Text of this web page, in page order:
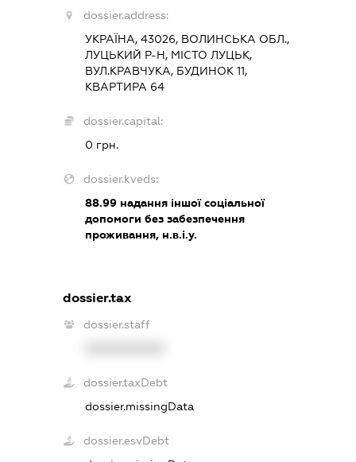
dossier.address:
УКРАЇНА, 43026, ВОЛИНСЬКА ОБЛ.,
ЛУЦЬКИЙ Р-Н, МІСТО ЛУЦЬК,
ВУЛ.КРАВЧУКА, БУДИНОК 11,
КВАРТИРА 64
dossier.capital:
0 грн.
dossier.kveds:
88.99надання іншої соціальної
допомоги без забезпечення
проживання, н.в.і.у.
dossier.tax
dossier.staff
dossier.taxDebt
dossier.missingData
dossier.esvDebt